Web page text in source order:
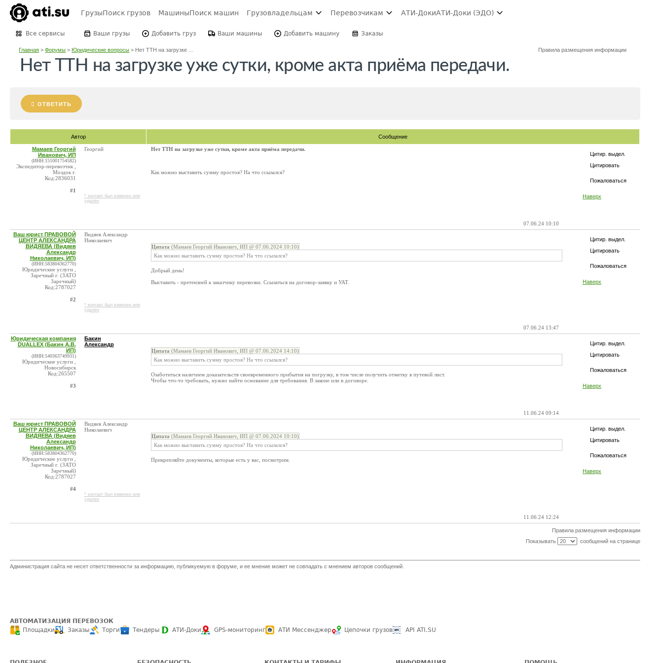
ГрузыПоиск грузов МашиныПоиск машин Грузовладельцам Перевозчикам АТИ-ДокиАТИ-Доки (ЭДО)
Все сервисы Ваши грузы Добавить груз Ваши машины Добавить машину Заказы
Главная >Форумы >Юридические вопросы > Нет ТТН на загрузке ... Правила размещения информации
Нет ТТН на загрузке уже сутки, кроме акта приёма передачи.
ОТВЕТИТЬ
Автор Сообщение
Цитир. выдел.
Цитировать
Пожаловаться
Наверх
Мамаев Георгий
Иванович, ИП
(ИНН:151001754582)
Экспедитор-перевозчик ,
Моздок г.
Код:2836031
#1
Георгий
* контакт был изменен или
удален
Нет ТТН на загрузке уже сутки, кроме акта приёма передачи.
Как можно выставить сумму простоя? На что ссылался?
07.06.24 10:10
Цитир. выдел.
Цитировать
Пожаловаться
Наверх
Ваш юрист ПРАВОВОЙ
ЦЕНТР АЛЕКСАНДРА
ВИДЯЕВА (Видяев
Александр
Николаевич, ИП)
(ИНН:583804362770)
Юридические услуги ,
Заречный г. (ЗАТО
Заречный)
Код:2787027
#2
Видяев Александр
Николаевич
* контакт был изменен или
удален
Цитата (Мамаев Георгий Иванович, ИП @ 07.06.2024 10:10)
Как можно выставить сумму простоя? На что ссылался?
Добрый день!
Выставить - претензией к заказчику перевозки. Ссылаться на договор-заявку и УАТ.
07.06.24 13:47
Цитир. выдел.
Цитировать
Пожаловаться
Наверх
Юридическая компания
DUALLEX (Бакин А.В.
ИП)
(ИНН:540363749931)
Юридические услуги ,
Новосибирск
Код:265507
#3
Бакин
Александр
Цитата (Мамаев Георгий Иванович, ИП @ 07.06.2024 14:10)
Как можно выставить сумму простоя? На что ссылался?
Озаботиться наличием доказательств своевременного прибытия на погрузку, в том числе получить отметку в путевой лист.
Чтобы что-то требовать, нужно найти основание для требования. В законе или в договоре.
11.06.24 09:14
Цитир. выдел.
Цитировать
Пожаловаться
Наверх
Ваш юрист ПРАВОВОЙ
ЦЕНТР АЛЕКСАНДРА
ВИДЯЕВА (Видяев
Александр
Николаевич, ИП)
(ИНН:583804362770)
Юридические услуги ,
Заречный г. (ЗАТО
Заречный)
Код:2787027
#4
Видяев Александр
Николаевич
* контакт был изменен или
удален
Цитата (Мамаев Георгий Иванович, ИП @ 07.06.2024 10:10)
Как можно выставить сумму простоя? На что ссылался?
Прикрепляйте документы, которые есть у вас, посмотрим.
11.06.24 12:24
Правила размещения информации
Показывать
сообщений на странице
Администрация сайта не несет ответственности за информацию, публикуемую в форуме, и ее мнение может не совпадать с мнением авторов сообщений.
АВТОМАТИЗАЦИЯ ПЕРЕВОЗОК
Площадки
Заказы Торги Тендеры АТИ-Доки GPS-мониторинг АТИ Мессенджер Цепочки грузов API ATI.SU